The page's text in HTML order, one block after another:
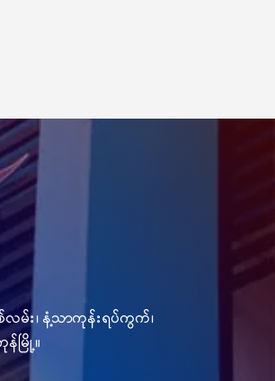
မ်း၊ နံ့သာကုန်းရပ်ကွက်၊
န်မြို့။